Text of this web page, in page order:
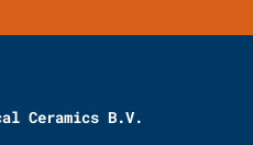
Ceramics B.V.